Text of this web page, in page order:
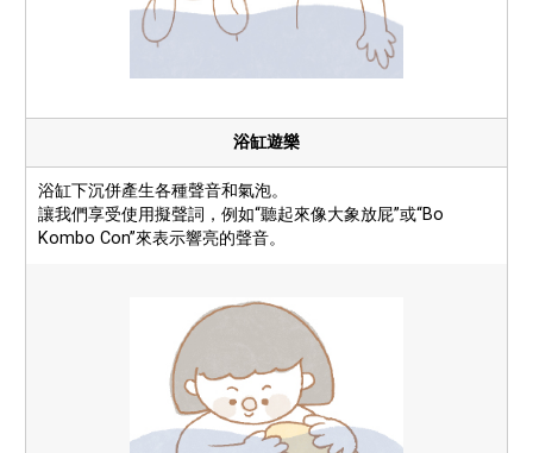
浴缸遊樂
浴缸下沉併產生各種聲音和氣泡。
讓我們享受使用擬聲詞，例如“聽起來像大象放屁”或“Bo
Kombo Con”來表示響亮的聲音。